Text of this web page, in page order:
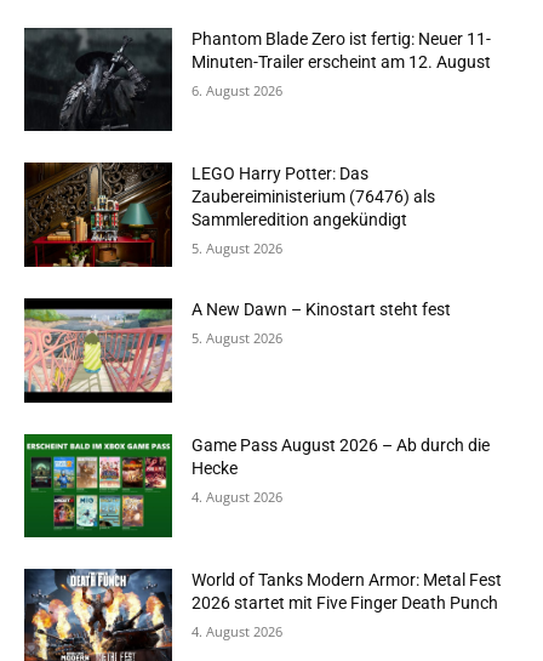
Phantom Blade Zero ist fertig: Neuer 11-
Minuten-Trailer erscheint am 12. August
6. August 2026
LEGO Harry Potter: Das
Zaubereiministerium (76476) als
Sammleredition angekündigt
5. August 2026
A New Dawn – Kinostart steht fest
5. August 2026
Game Pass August 2026 – Ab durch die
Hecke
4. August 2026
World of Tanks Modern Armor: Metal Fest
2026 startet mit Five Finger Death Punch
4. August 2026